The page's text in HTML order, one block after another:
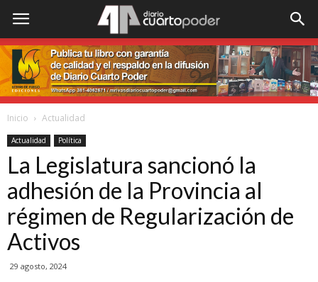
Inicio Actualidad
Actualidad Política
La Legislatura sancionó la
adhesión de la Provincia al
régimen de Regularización de
Activos
29 agosto, 2024